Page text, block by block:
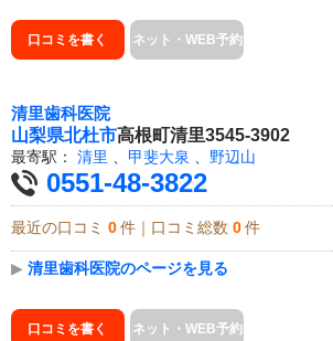
口コミを書く ネット・WEB予約
清里歯科医院
山梨県北杜市高根町清里3545-3902
最寄駅： 清里 甲斐大泉 野辺山
0551-48-3822
最近の口コミ 0 件｜口コミ総数 0 件
▶ 清里歯科医院のページを見る
口コミを書く ネット・WEB予約